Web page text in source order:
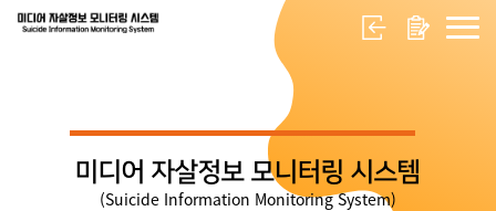
미디어 자살정보 모니터링 시스템
(Suicide Information Monitoring System)